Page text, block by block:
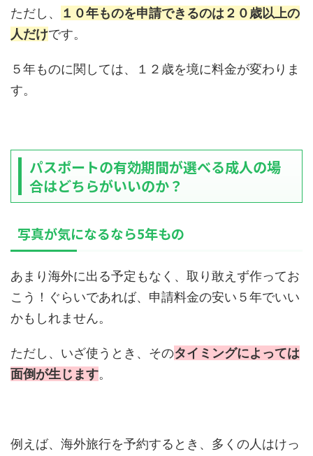
ただし、
１０年ものを申請できるのは２０歳以上の
人だけです。
５年ものに関しては、１２歳を境に料金が変わりま
す。
パスポートの有効期間が選べる成人の場
合はどちらがいいのか？
写真が気になるなら5年もの
あまり海外に出る予定もなく、取り敢えず作ってお
こう！ぐらいであれば、申請料金の安い５年でいい
かもしれません。
ただし、いざ使うとき、そのタイミングによっては
面倒が生じます。
例えば、海外旅行を予約するとき、多くの人はけっ